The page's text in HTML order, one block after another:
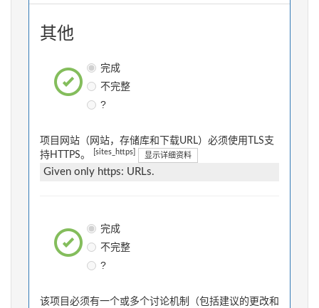
其他
完成
不完整
?
项目网站（网站，存储库和下载URL）必须使用TLS支
持HTTPS。
[sites_https] 显示详细资料
Given only https: URLs.
完成
不完整
?
该项目必须有一个或多个讨论机制（包括建议的更改和